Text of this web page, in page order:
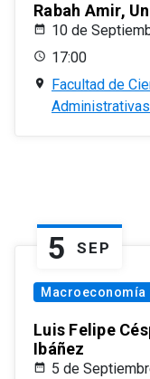
Rabah Amir,
10 de
17:00
Facultad de
5 SEP
Macroeconomía
Luis Felipe
Ibáñez
5 de